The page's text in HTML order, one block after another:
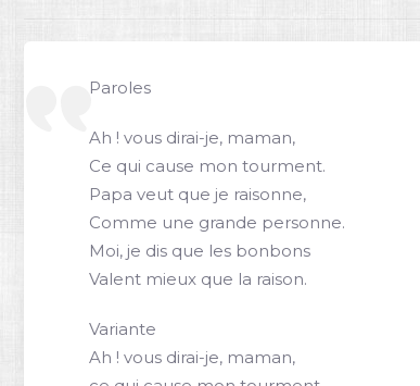
Paroles
Ah ! vous dirai-je, maman,
Ce qui cause mon tourment.
Papa veut que je raisonne,
Comme une grande personne.
Moi, je dis que les bonbons
Valent mieux que la raison.
Variante
Ah ! vous dirai-je, maman,